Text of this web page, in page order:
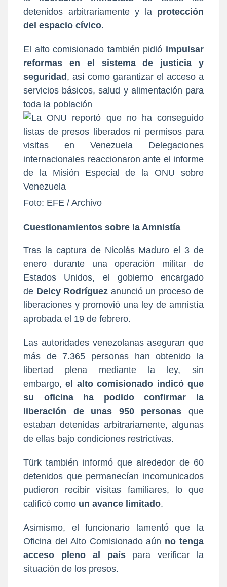
detenidos arbitrariamente y la protección
del espacio cívico.
El alto comisionado también pidió impulsar
reformas en el sistema de justicia y
seguridad , así como garantizar el acceso a
servicios básicos, salud y alimentación para
toda la población
Foto: EFE / Archivo
Cuestionamientos sobre la Amnistía
Tras la captura de Nicolás Maduro el 3 de
enero durante una operación militar de
Estados Unidos, el gobierno encargado
de Delcy Rodríguez anunció un proceso de
liberaciones y promovió una ley de amnistía
aprobada el 19 de febrero.
Las autoridades venezolanas aseguran que
más de 7.365 personas han obtenido la
libertad plena mediante la ley, sin
embargo, el alto comisionado indicó que
su oficina ha podido confirmar la
liberación de unas 950 personas
que
estaban detenidas arbitrariamente, algunas
de ellas bajo condiciones restrictivas.
Türk también informó que alrededor de 60
detenidos que permanecían incomunicados
pudieron recibir visitas familiares, lo que
calificó como un avance limitado.
Asimismo, el funcionario lamentó que la
Oficina del Alto Comisionado aún no tenga
acceso pleno al país
para verificar la
situación de los presos.